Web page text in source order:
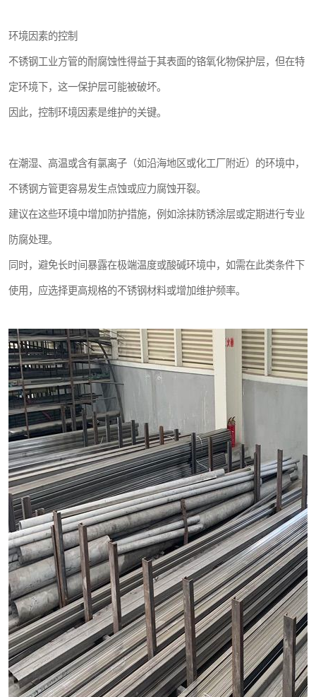
环境因素的控制
不锈钢工业方管的耐腐蚀性得益于其表面的铬氧化物保护层，但在特
定环境下，这一保护层可能被破坏。
因此，控制环境因素是维护的关键。
在潮湿、高温或含有氯离子（如沿海地区或化工厂附近）的环境中，
不锈钢方管更容易发生点蚀或应力腐蚀开裂。
建议在这些环境中增加防护措施，例如涂抹防锈涂层或定期进行专业
防腐处理。
同时，避免长时间暴露在极端温度或酸碱环境中，如需在此类条件下
使用，应选择更高规格的不锈钢材料或增加维护频率。